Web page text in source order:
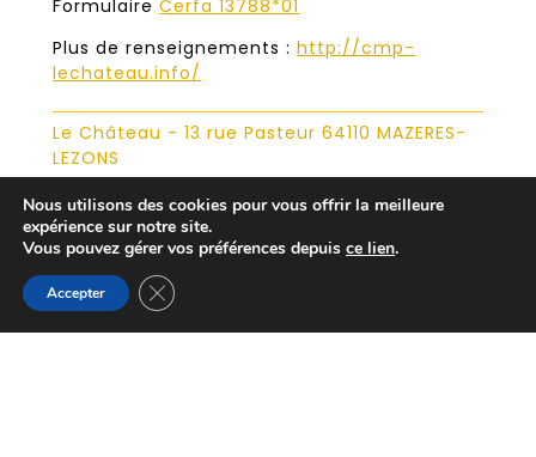
FormulaireCerfa 13788*01
Plus de renseignements :http://cmp-
lechateau.info/
Le Château - 13 rue Pasteur 64110 MAZERES-
LEZONS
SESSAD
adolescents | enfants
téléphone :05 59 06 61 25
email :cmp-lechateau@wanadoo.fr
SESSAD 20 places
Nous utilisons des cookies pour vous offrir la meilleure
expérience sur notre site.
Vous pouvez gérer vos préférences depuis ce lien.
Accepter Fermer la bannière des cookies GDPR